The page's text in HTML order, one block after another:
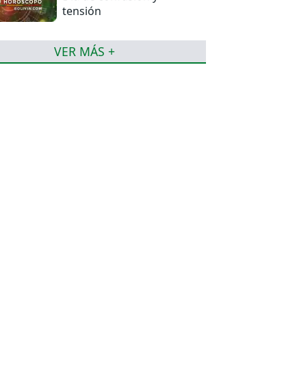
tensión
VER MÁS +